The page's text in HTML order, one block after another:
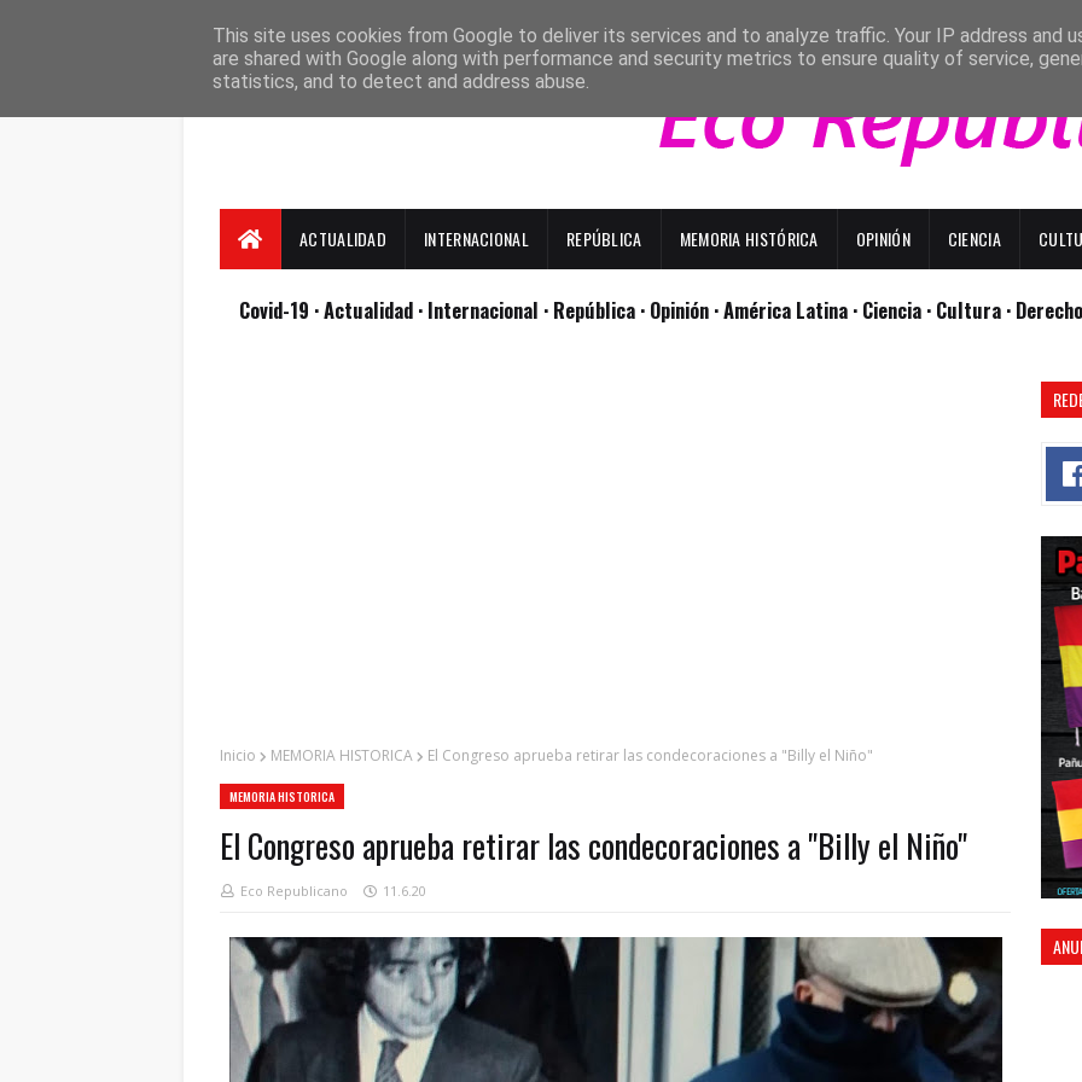
ACTUALIDAD INTERNACIONAL REPÚBLICA MEMORIA HISTÓRICA OPINIÓN CIENCIA
Covid-19 · Actualidad · Internacional · República · Opinión · América Latina · Ciencia · Cultura ·
Inicio MEMORIA HISTORICA El Congreso aprueba retirar las condecoraciones a "Billy el Niño"
MEMORIA HISTORICA
El Congreso aprueba retirar las condecoraciones a "Billy el Niño"
Eco Republicano 11.6.20
This site uses cookies from Google to deliver its services and to analyze traffic. Your IP address and
are shared with Google along with performance and security metrics to ensure quality of service,
statistics, and to detect and address abuse.